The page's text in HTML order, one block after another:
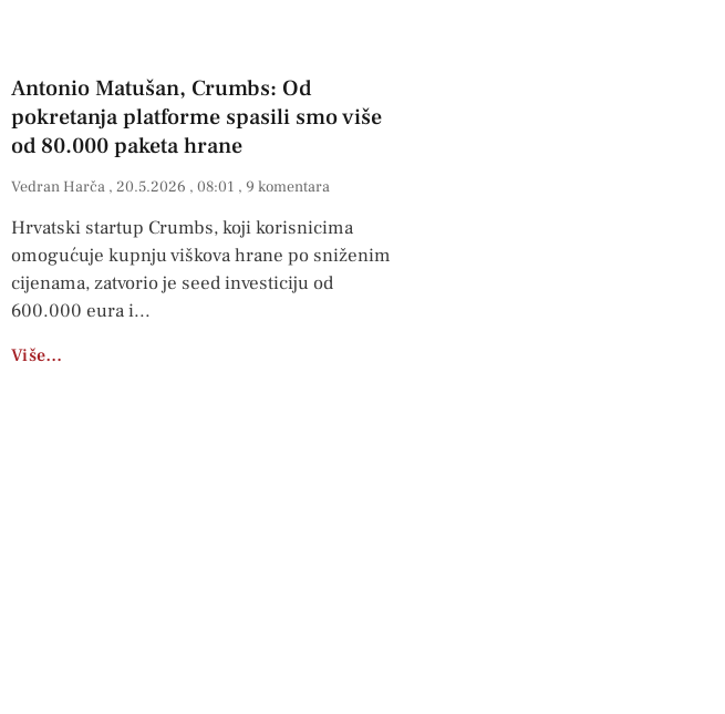
Antonio Matušan, Crumbs: Od
pokretanja platforme spasili smo više
od 80.000 paketa hrane
Vedran Harča 20.5.2026 08:01 9 komentara
Hrvatski startup Crumbs, koji korisnicima
omogućuje kupnju viškova hrane po sniženim
cijenama, zatvorio je seed investiciju od
600.000 eura i
Više…